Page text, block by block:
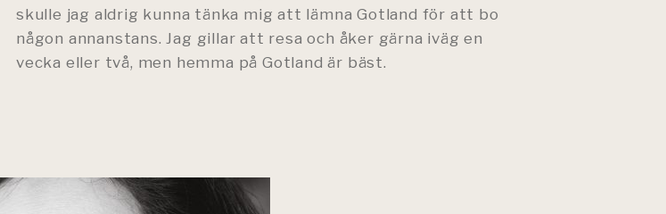
skulle jag aldrig kunna tänka mig att lämna Gotland för att bo
någon annanstans. Jag gillar att resa och åker gärna iväg en
vecka eller två, men hemma på Gotland är bäst.